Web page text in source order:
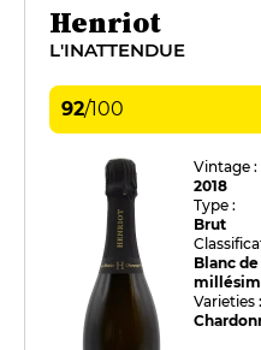
Henriot
L'INATTENDUE
92/100
Vintage :
2018
Type :
Brut
Blanc
Varieties :